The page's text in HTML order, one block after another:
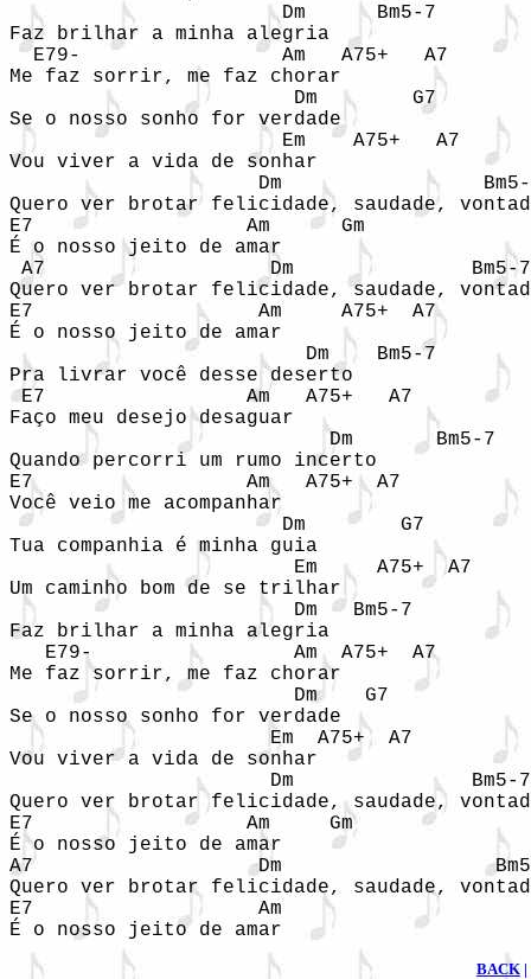
                       Dm      Bm5-7
Faz brilhar a minha alegria
  E79-                 Am   A75+   A7
Me faz sorrir, me faz chorar
                        Dm        G7
Se o nosso sonho for verdade
                       Em    A75+   A7
Vou viver a vida de sonhar
Dm
Quero ver brotar felicidade, saudade,
E7                  Am      Gm
É o nosso jeito de amar
A7                   Dm               Bm5-7
Quero ver brotar felicidade, saudade,
E7                   Am     A75+  A7
É o nosso jeito de amar
                         Dm    Bm5-7
Pra livrar você desse deserto
E7                 Am   A75+   A7
Faço meu desejo desaguar
                           Dm       Bm5-7
Quando percorri um rumo incerto
E7                  Am   A75+  A7
Você veio me acompanhar
                       Dm        G7
Tua companhia é minha guia
			Em     A75+  A7
Um caminho bom de se trilhar
                        Dm   Bm5-7
Faz brilhar a minha alegria
   E79-                 Am  A75+  A7
Me faz sorrir, me faz chorar
                        Dm    G7
Se o nosso sonho for verdade
		      Em  A75+  A7
Vou viver a vida de sonhar
                      Dm               Bm5-7
Quero ver brotar felicidade, saudade,
E7                  Am     Gm
É o nosso jeito de amar
A7                   Dm
Quero ver brotar felicidade, saudade,
E7                   Am
É o nosso jeito de amar
BACK |